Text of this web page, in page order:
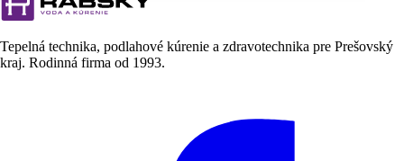
Tepelná technika, podlahové kúrenie a zdravotechnika pre Prešovský
kraj. Rodinná firma od 1993.